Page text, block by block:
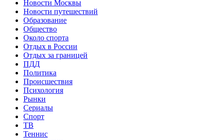
Новости Москвы
Новости путешествий
Образование
Общество
Около спорта
Отдых в России
Отдых за границей
ПДД
Политика
Происшествия
Психология
Рынки
Сериалы
Спорт
ТВ
Теннис